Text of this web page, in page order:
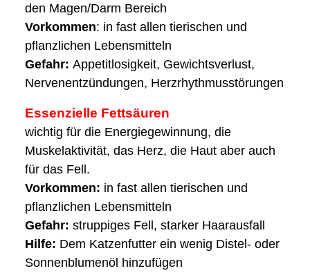
den Magen/Darm Bereich
Vorkommen: in fast allen tierischen und
pflanzlichen Lebensmitteln
Gefahr: Appetitlosigkeit, Gewichtsverlust,
Nervenentzündungen, Herzrhythmusstörungen
Essenzielle Fettsäuren
wichtig für die Energiegewinnung, die
Muskelaktivität, das Herz, die Haut aber auch
für das Fell.
Vorkommen: in fast allen tierischen und
pflanzlichen Lebensmitteln
Gefahr: struppiges Fell, starker Haarausfall
Hilfe: Dem Katzenfutter ein wenig Distel- oder
Sonnenblumenöl hinzufügen